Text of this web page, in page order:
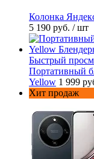
Колонка
5 190 руб. / шт
Быстрый
Портативный
Yellow 1 999
Хит продаж